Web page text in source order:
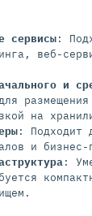
сервисы:
веб-
и
на
: Подходит
и бизнес-
: